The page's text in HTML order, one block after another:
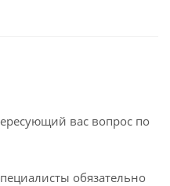
вас вопрос по
обязательно